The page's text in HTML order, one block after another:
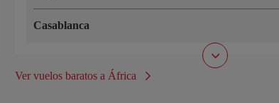
Casablanca
Ver vuelos baratos a África